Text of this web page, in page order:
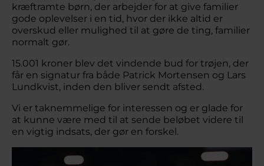
kræftramte børn, der arbejder for at give familier
gode oplevelser i en tid, hvor der ikke altid er
overskud eller mulighed til at gøre de ting, familier
normalt gør.
15.001 kroner blev det vindende bud for trøjen, der
får en signatur fra både Patrick Mortensen og Lars
Lundkvist, inden den bliver sendt afsted.
Vi er taknemmelige for interessen og er glade for
at kunne være med til at sende beløbet videre til
en vigtig indsats, der gør en forskel.